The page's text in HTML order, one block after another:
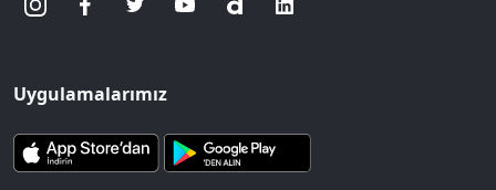
Uygulamalarımız